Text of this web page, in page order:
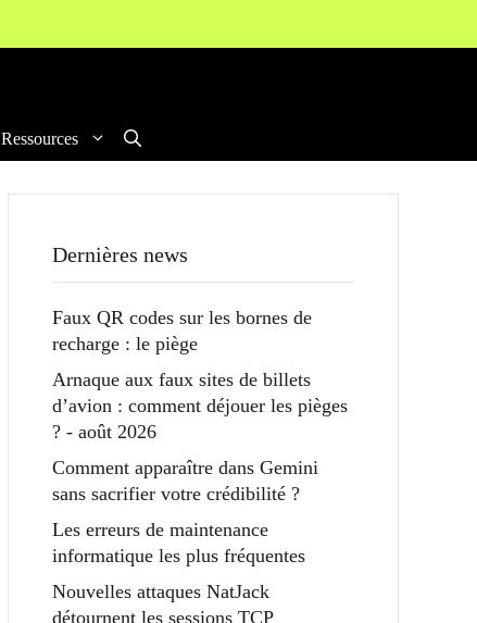
Ressources
Dernières news
Faux QR codes sur les bornes de
recharge : le piège
Arnaque aux faux sites de billets
d’avion : comment déjouer les pièges
? - août 2026
Comment apparaître dans Gemini
sans sacrifier votre crédibilité ?
Les erreurs de maintenance
informatique les plus fréquentes
Nouvelles attaques NatJack
détournent les sessions TCP